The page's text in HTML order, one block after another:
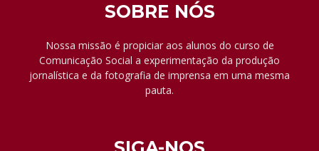
SOBRE NÓS
Nossa missão é propiciar aos alunos do curso de
Comunicação Social a experimentação da produção
jornalística e da fotografia de imprensa em uma mesma
pauta.